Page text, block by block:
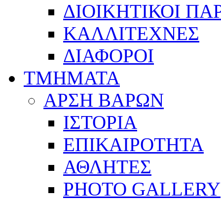
ΔΙΟΙΚΗΤΙΚΟΙ
ΚΑΛΛΙΤΕΧΝΕΣ
ΔΙΑΦΟΡΟΙ
ΤΜΗΜΑΤΑ
ΑΡΣΗ ΒΑΡΩΝ
ΙΣΤΟΡΙΑ
ΕΠΙΚΑΙΡΟΤΗΤΑ
ΑΘΛΗΤΕΣ
PHOTO GALLERY